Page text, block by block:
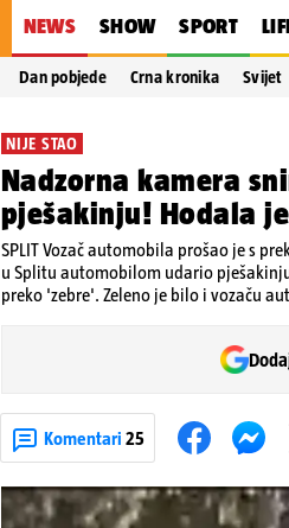
NEWS SHOW SPORT
Dan pobjede Crna kronika Svijet
NIJE STAO
Nadzorna kamera
pješakinju! Hodala
SPLIT Vozač automobila prošao je s
u Splitu automobilom udario
preko 'zebre'. Zeleno je bilo i vozaču
Komentari 25